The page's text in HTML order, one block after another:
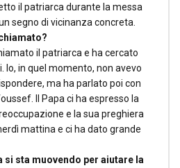
il patriarca durante la messa
segno di vicinanza concreta.
il patriarca e ha cercato
Io, in quel momento, non avevo
ma ha parlato poi con
Il Papa ci ha espresso la
e la sua preghiera
mattina e ci ha dato grande
si sta muovendo per aiutare la